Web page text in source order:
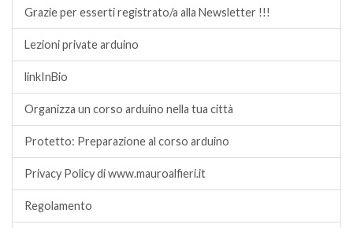
Grazie per esserti registrato/a alla Newsletter !!!
Lezioni private arduino
linkInBio
Organizza un corso arduino nella tua città
Protetto: Preparazione al corso arduino
Privacy Policy di www.mauroalfieri.it
Regolamento